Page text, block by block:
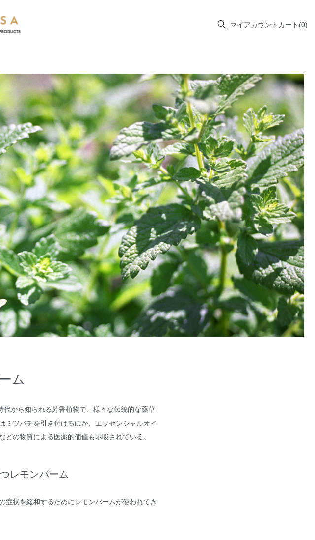
マイアカウント カート (0)
ム
から知られる芳香植物で、様々な伝統的な薬草
ミツバチを引き付けるほか、エッセンシャルオイ
の物質による医薬的価値も示唆されている。
レモンバーム
症状を緩和するためにレモンバームが使われてき